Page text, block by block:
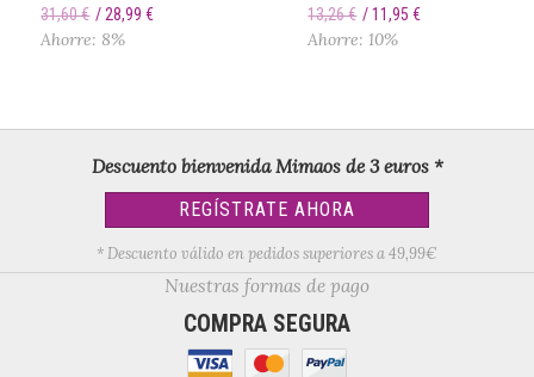
31,60 € 28,99 €
Ahorre: 8%
13,26 €
11,95 €
Ahorre: 10%
Descuento bienvenida Mimaos de 3 euros *
REGÍSTRATE AHORA
* Descuento válido en pedidos superiores a 49,99€
Nuestras formas de pago
COMPRA SEGURA